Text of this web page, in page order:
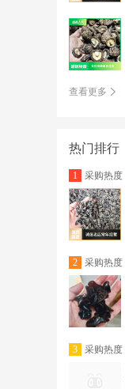
查看更多
热门排行
1
采购热度
2
采购热度
3
采购热度